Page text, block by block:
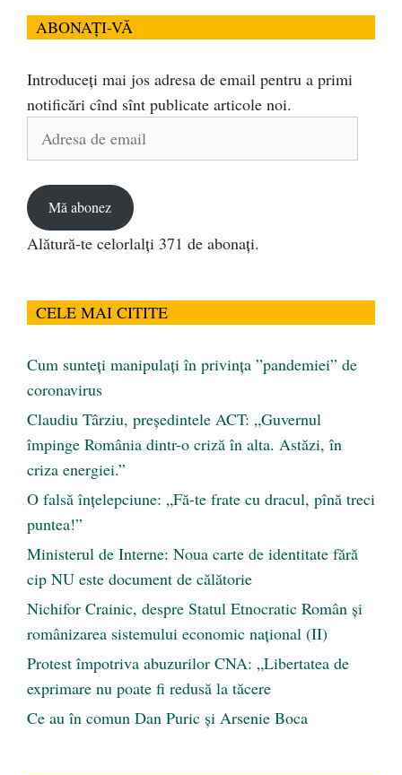
ABONAȚI-VĂ
Introduceți mai jos adresa de email pentru a primi
notificări cînd sînt publicate articole noi.
Mă abonez
Alătură-te celorlalți 371 de abonați.
CELE MAI CITITE
Cum sunteți manipulați în privința ”pandemiei” de
coronavirus
Claudiu Târziu, președintele ACT: „Guvernul
împinge România dintr-o criză în alta. Astăzi, în
criza energiei.”
O falsă înțelepciune: „Fă-te frate cu dracul, pînă treci
puntea!”
Ministerul de Interne: Noua carte de identitate fără
cip NU este document de călătorie
Nichifor Crainic, despre Statul Etnocratic Român şi
românizarea sistemului economic naţional (II)
Protest împotriva abuzurilor CNA: „Libertatea de
exprimare nu poate fi redusă la tăcere
Ce au în comun Dan Puric şi Arsenie Boca